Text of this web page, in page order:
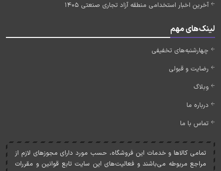
آخرین اخبار استخدامی منطقه آزاد تجاری صنعتی 1405
لینک‌های مهم
چهارشنبه‌های تخفیفی
رضایت و قبولی
وبلاگ
درباره ما
تماس با ما
تمامی کالاها و خدمات اين فروشگاه، حسب مورد دارای مجوزهای لازم از
مراجع مربوطه می‌باشند و فعاليت‌های اين سايت تابع قوانين و مقررات